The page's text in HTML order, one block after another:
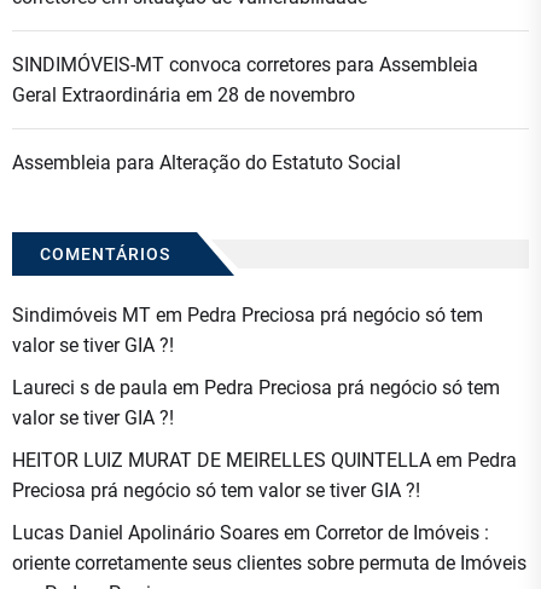
SINDIMÓVEIS-MT convoca corretores para Assembleia
Geral Extraordinária em 28 de novembro
Assembleia para Alteração do Estatuto Social
COMENTÁRIOS
Sindimóveis MT em Pedra Preciosa prá negócio só tem
valor se tiver GIA ?!
Laureci s de paula em Pedra Preciosa prá negócio só tem
valor se tiver GIA ?!
HEITOR LUIZ MURAT DE MEIRELLES QUINTELLA em Pedra
Preciosa prá negócio só tem valor se tiver GIA ?!
Lucas Daniel Apolinário Soares em Corretor de Imóveis :
oriente corretamente seus clientes sobre permuta de Imóveis